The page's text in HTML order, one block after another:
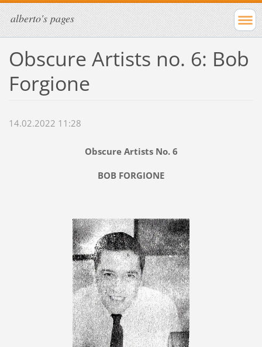
alberto's pages
Obscure Artists no. 6: Bob
Forgione
14.02.2022 11:28
Obscure Artists No. 6
BOB FORGIONE